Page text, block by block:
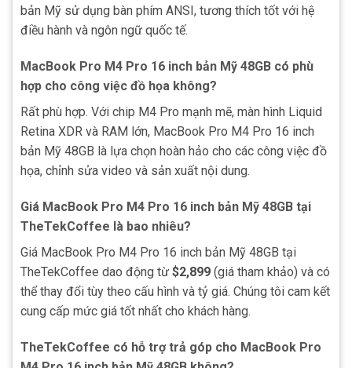
bản Mỹ sử dụng bàn phím ANSI, tương thích tốt với hệ
điều hành và ngôn ngữ quốc tế.
MacBook Pro M4 Pro 16 inch bản Mỹ 48GB có phù
hợp cho công việc đồ họa không?
Rất phù hợp. Với chip M4 Pro mạnh mẽ, màn hình Liquid
Retina XDR và RAM lớn, MacBook Pro M4 Pro 16 inch
bản Mỹ 48GB là lựa chọn hoàn hảo cho các công việc đồ
họa, chỉnh sửa video và sản xuất nội dung.
Giá MacBook Pro M4 Pro 16 inch bản Mỹ 48GB tại
TheTekCoffee là bao nhiêu?
Giá MacBook Pro M4 Pro 16 inch bản Mỹ 48GB tại
TheTekCoffee dao động từ $2,899 (giá tham khảo) và có
thể thay đổi tùy theo cấu hình và tỷ giá. Chúng tôi cam kết
cung cấp mức giá tốt nhất cho khách hàng.
TheTekCoffee có hỗ trợ trả góp cho MacBook Pro